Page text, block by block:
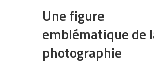
Une figure
emblématique de
photographie